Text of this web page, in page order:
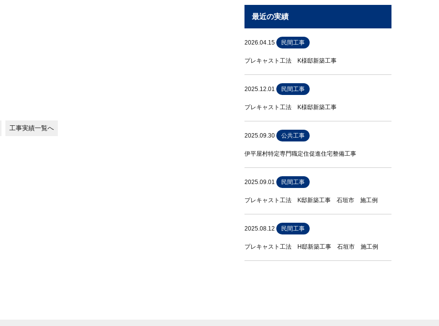
工事実績一覧へ
最近の実績
2026.04.15 民間工事
プレキャスト工法 K様邸新築工事
2025.12.01 民間工事
プレキャスト工法 K様邸新築工事
2025.09.30 公共工事
伊平屋村特定専門職定住促進住宅整備工事
2025.09.01 民間工事
プレキャスト工法 K邸新築工事 石垣市 施工例
2025.08.12 民間工事
プレキャスト工法 H邸新築工事 石垣市 施工例